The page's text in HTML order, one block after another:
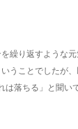
繰り返すような元
うことでしたが
落ちる」と聞い